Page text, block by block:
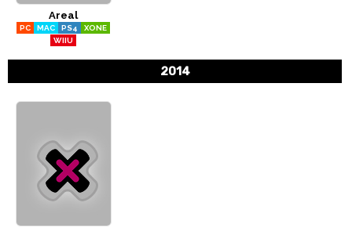
Areal
PC MAC PS4
XONE
WIIU
2014